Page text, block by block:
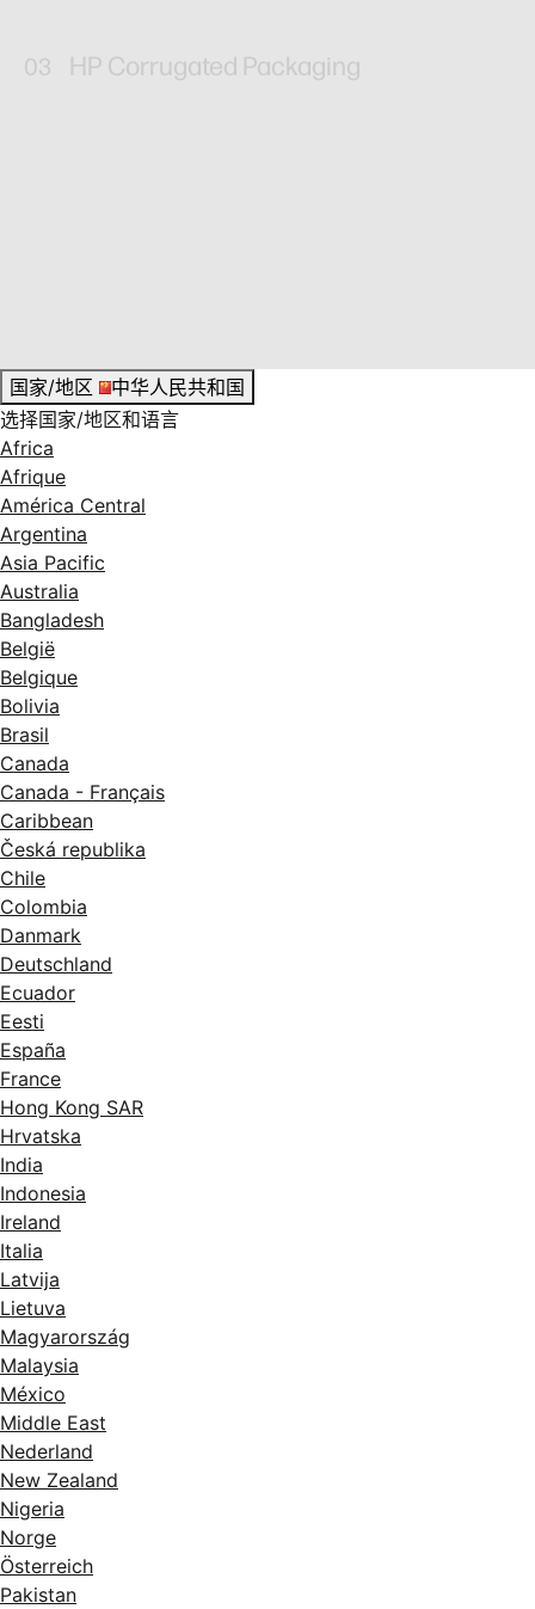
HP Corrugated Packaging
国家/地区
中华人民共和国
选择国家/地区和语言
Africa
Afrique
América Central
Argentina
Asia Pacific
Australia
Bangladesh
België
Belgique
Bolivia
Brasil
Canada
Canada - Français
Caribbean
Česká republika
Chile
Colombia
Danmark
Deutschland
Ecuador
Eesti
España
France
Hong Kong SAR
Hrvatska
India
Indonesia
Ireland
Italia
Latvija
Lietuva
Magyarország
Malaysia
México
Middle East
Nederland
New Zealand
Nigeria
Norge
Österreich
Pakistan